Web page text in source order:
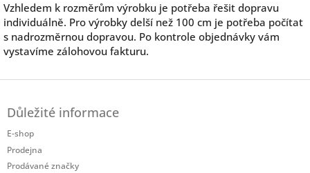
Vzhledem k rozměrům výrobku je potřeba řešit dopravu
individuálně. Pro výrobky delší než 100 cm je potřeba počítat
s nadrozměrnou dopravou. Po kontrole objednávky vám
vystavíme zálohovou fakturu.
Důležité informace
E-shop
Prodejna
Prodávané značky